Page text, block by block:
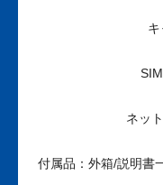
ネッ
付属品：外箱/説明書